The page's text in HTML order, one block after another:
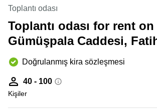
ofis
Ankara
Sanal
ofis
ofis
Bursa
Toplantı odası
Toplantı odası for rent on
Gümüşpala Caddesi,
Doğrulanmış kira sözleşmesi
40 - 100
Kişiler